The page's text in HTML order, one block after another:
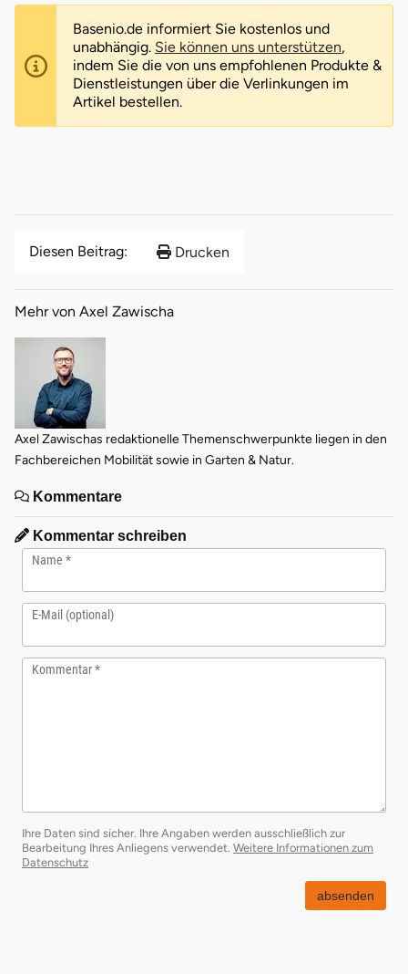
Basenio.de informiert Sie kostenlos und
unabhängig. Sie können uns unterstützen,
indem Sie die von uns empfohlenen Produkte &
Dienstleistungen über die Verlinkungen im
Artikel bestellen.
Diesen Beitrag: Drucken
Mehr von Axel Zawischa
Axel Zawischas redaktionelle Themenschwerpunkte liegen in den
Fachbereichen Mobilität sowie in Garten & Natur.
Kommentare
Kommentar schreiben
Name
E-Mail (optional)
Kommentar
Ihre Daten sind sicher. Ihre Angaben werden ausschließlich zur
Bearbeitung Ihres Anliegens verwendet. Weitere Informationen zum
Datenschutzöffnet in neuem Fenster
absenden